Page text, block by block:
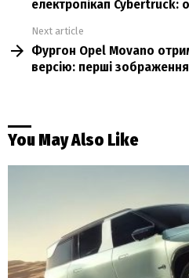
електропікап Cybertruck:
Next article
Фургон Opel Movano
версію: перші
You May Also Like